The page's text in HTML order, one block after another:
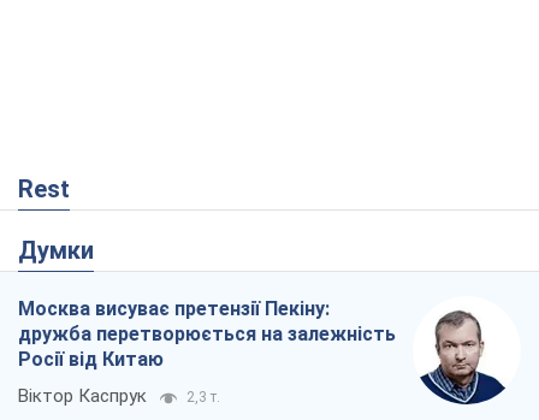
Rest
Думки
Москва висуває претензії Пекіну:
дружба перетворюється на залежність
Росії від Китаю
Віктор Каспрук 2,3 т.